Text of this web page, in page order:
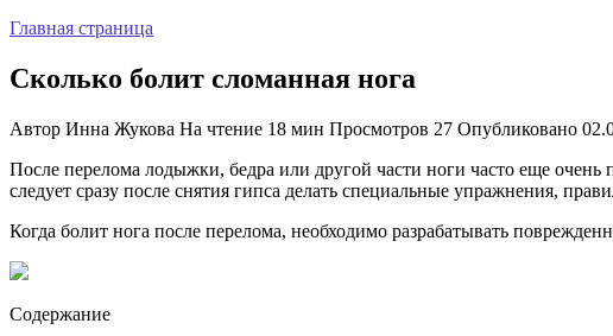
Главная страница
Сколько болит сломанная нога
Автор Инна Жукова На чтение 18 мин Просмотров 27 Опубликовано
После перелома лодыжки, бедра или другой части ноги часто еще
следует сразу после снятия гипса делать специальные упражнения,
Когда болит нога после перелома, необходимо разрабатывать
Содержание